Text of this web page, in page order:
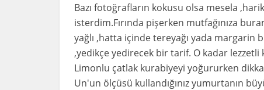
Bazı fotoğrafların kokusu olsa mesela
isterdim.Fırında pişerken mutfağınıza
yağlı ,hatta içinde tereyağı yada margarin
,yedikçe yedirecek bir tarif. O kadar lezzetli
Limonlu çatlak kurabiyeyi yoğururken
Un'un ölçüsü kullandığınız yumurtanın